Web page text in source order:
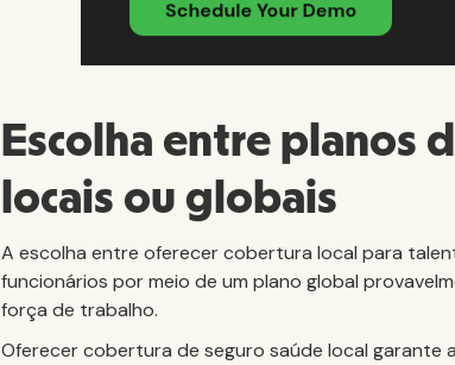
Escolha entre planos
locais ou globais
A escolha entre oferecer cobertura local para
funcionários por meio de um plano global
força de trabalho.
Oferecer cobertura de seguro saúde local garante